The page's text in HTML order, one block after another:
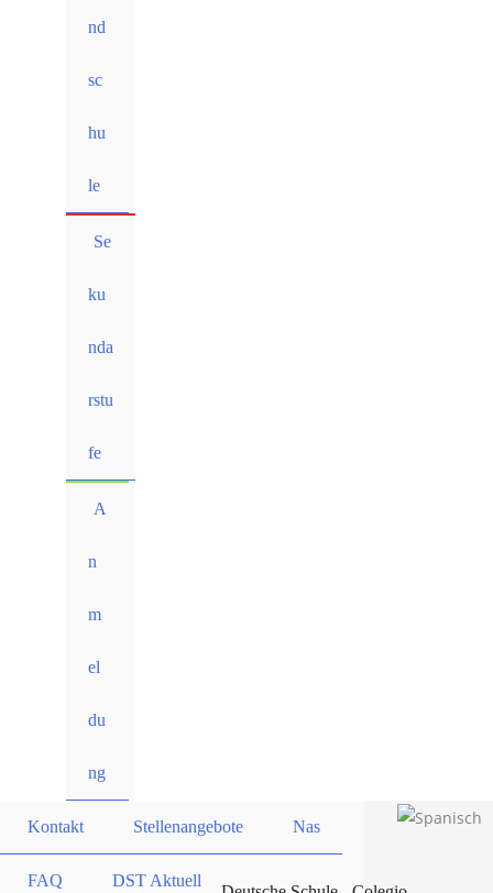
nd
sc
hu
le
Se
ku
nda
rstu
fe
A
n
m
el
du
ng
Kontakt Stellenangebote Nas
FAQ DST Aktuell